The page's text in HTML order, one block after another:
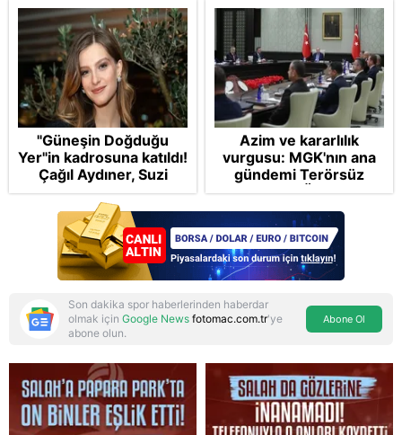
Reddet
"Güneşin Doğduğu
Yer"in kadrosuna katıldı!
Çağıl Aydıner, Suzi
karakteriyle geliyor
Azim ve kararlılık
vurgusu: MGK'nın ana
gündemi Terörsüz
Türkiye! FETÖ tamamen
bertaraf edilecek
Son dakika spor haberlerinden haberdar
olmak için Google News fotomac.com.tr'ye
abone olun.
Abone Ol